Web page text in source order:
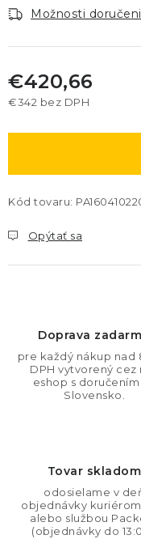
Možnosti
€420,66
€342 bez DPH
Kód tovaru:
Opýtať sa
Doprava
pre každý nákup nad
DPH vytvorený cez
eshop s doručením
Slovensko.
Tovar skladom
odosielame v
objednávky kuriérom
alebo službou
(objednávky do